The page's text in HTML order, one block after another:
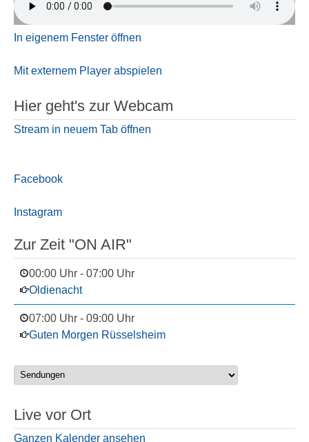
In eigenem Fenster öffnen
Mit externem Player abspielen
Hier geht's zur Webcam
Stream in neuem Tab öffnen
Facebook
Instagram
Zur Zeit "ON AIR"
00:00 Uhr - 07:00 Uhr
Oldienacht
07:00 Uhr - 09:00 Uhr
Guten Morgen Rüsselsheim
Live vor Ort
Ganzen Kalender ansehen